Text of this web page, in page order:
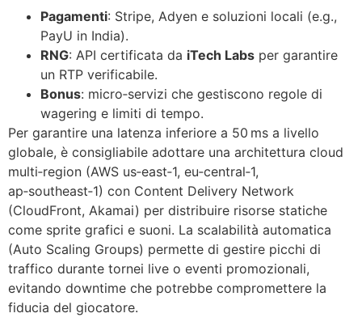
Pagamenti: Stripe, Adyen e soluzioni locali (e.g.,
PayU in India).
RNG: API certificata da iTech Labs per garantire
un RTP verificabile.
Bonus: micro‑servizi che gestiscono regole di
wagering e limiti di tempo.
Per garantire una latenza inferiore a 50 ms a livello
globale, è consigliabile adottare una architettura cloud
multi‑region (AWS us‑east‑1, eu‑central‑1,
ap‑southeast‑1) con Content Delivery Network
(CloudFront, Akamai) per distribuire risorse statiche
come sprite grafici e suoni. La scalabilità automatica
(Auto Scaling Groups) permette di gestire picchi di
traffico durante tornei live o eventi promozionali,
evitando downtime che potrebbe compromettere la
fiducia del giocatore.